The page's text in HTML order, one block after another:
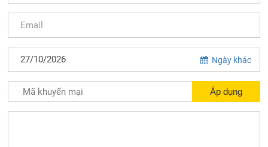
Ngày khác